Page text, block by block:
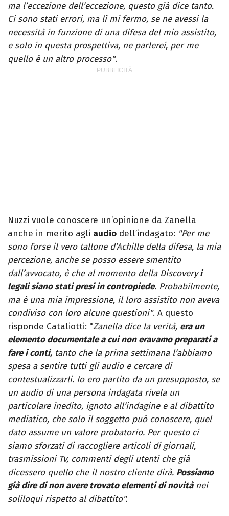
ma l’eccezione dell’eccezione, questo già dice tanto.
Ci sono stati errori, ma lì mi fermo, se ne avessi la
necessità in funzione di una difesa del mio assistito,
e solo in questa prospettiva, ne parlerei, per me
quello è un altro processo".
Nuzzi vuole conoscere un’opinione da Zanella
anche in merito agli audio dell’indagato: "Per me
sono forse il vero tallone d’Achille della difesa, la mia
percezione, anche se posso essere smentito
dall’avvocato, è che al momento della Discoveryi
legali siano stati presi in contropiede. Probabilmente,
ma è una mia impressione, il loro assistito non aveva
condiviso con loro alcune questioni". A questo
risponde Cataliotti: "Zanella dice la verità, era un
elemento documentale a cui non eravamo preparati a
fare i conti, tanto che la prima settimana l’abbiamo
spesa a sentire tutti gli audio e cercare di
contestualizzarli. Io ero partito da un presupposto, se
un audio di una persona indagata rivela un
particolare inedito, ignoto all’indagine e al dibattito
mediatico, che solo il soggetto può conoscere, quel
dato assume un valore probatorio. Per questo ci
siamo sforzati di raccogliere articoli di giornali,
trasmissioni Tv, commenti degli utenti che già
dicessero quello che il nostro cliente dirà. Possiamo
già dire di non avere trovato elementi di novitànei
soliloqui rispetto al dibattito".